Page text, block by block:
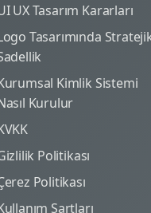
UX Tasarım Kararları
Tasarımında
Kimlik Sistemi
Kurulur
Politikası
Politikası
Şartları